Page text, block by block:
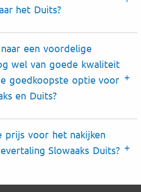
het Duits?
een voordelige
wel van goede kwaliteit
goedkoopste optie voor
en Duits?
prijs voor het nakijken
Slowaaks Duits?